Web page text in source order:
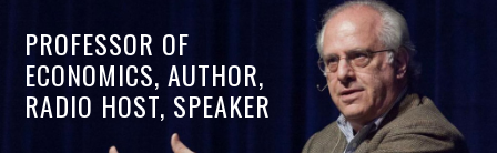
PROFESSOR OF
ECONOMICS, AUTHOR,
RADIO HOST, SPEAKER